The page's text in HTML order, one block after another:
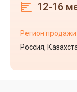
12-16
Регион продажи
Россия,